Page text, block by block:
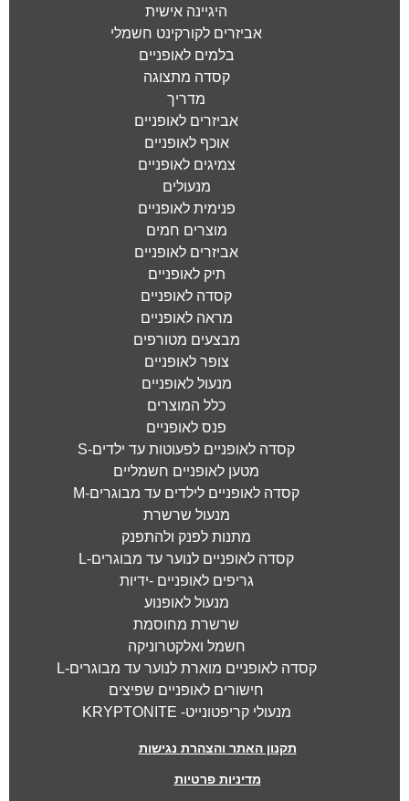
היגיינה אישית
אביזרים לקורקינט חשמלי
בלמים לאופניים
קסדה מתצוגה
מדריך
אביזרים לאופניים
אוכף לאופניים
צמיגים לאופניים
מנעולים
פנימית לאופניים
מוצרים חמים
אביזרים לאופניים
תיק לאופניים
קסדה לאופניים
מראה לאופניים
מבצעים מטורפים
צופר לאופניים
מנעול לאופניים
כלל המוצרים
פנס לאופניים
קסדה לאופניים לפעוטות עד ילדים-S
מטען לאופניים חשמליים
קסדה לאופניים לילדים עד מבוגרים-M
מנעול שרשרת
מתנות לפנק ולהתפנק
קסדה לאופניים לנוער עד מבוגרים-L
גריפים לאופניים -ידיות
מנעול לאופנוע
שרשרת מחוסמת
חשמל ואלקטרוניקה
קסדה לאופניים מוארת לנוער עד מבוגרים-L
חישורים לאופניים שפיצים
מנעולי קריפטונייט- KRYPTONITE
תקנון האתר והצהרת נגישות
מדיניות פרטיות